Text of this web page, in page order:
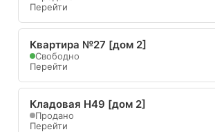
Перейти
Квартира №27 [дом 2]
Свободно
Перейти
Кладовая Н49 [дом 2]
Продано
Перейти